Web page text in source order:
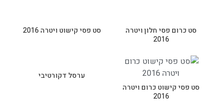
סט כרום פסי חלון ויטרה
2016
סט פסי קישוט ויטרה 2016
סט פסי קישוט כרום ויטרה
2016
ערסל דקורטיבי